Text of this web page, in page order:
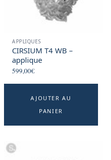
APPLIQUES
CIRSIUM T4 WB –
applique
599,00€
AJOUTER AU
PANIER